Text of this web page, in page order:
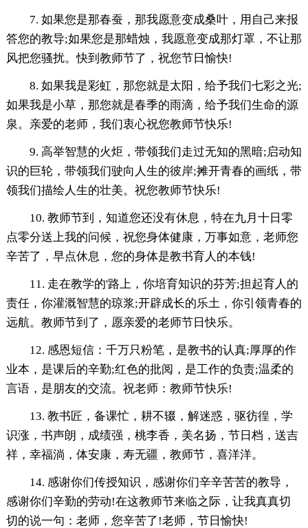
7. 如果您是那春蚕，那我愿意变成桑叶，用自己来报
答您的教导;如果您是那蜡烛，我愿意变成那灯罩，不让那
风把您骚扰。快到教师节了，祝您节日愉快!
8. 如果我是彩虹，那您就是太阳，给予我们七彩之光;
如果我是小草，那您就是春季的雨滴，给予我们生命的源
泉。亲爱的老师，我们衷心祝您教师节快乐!
9. 高举智慧的火炬，带领我们走过无知的黑暗;启动知
识的巨轮，带领我们驶向人生的彼岸;摊开青春的画纸，带
领我们描绘人生的壮美。祝您教师节快乐!
10. 教师节到，知道您还没有休息，特在九月十日零
点零分送上我的问候，祝您身体健康，万事如意，老师您
辛苦了，早点休息，您的身体是教书育人的本钱!
11. 走在教学的'路上，你培育知识的芬芳;担起育人的
责任，你灌溉智慧的琼浆;开辟成长的乐土，你引领青春的
远航。教师节到了，愿亲爱的老师节日快乐。
12. 感恩短信：千万只粉笔，是教书的认真;厚厚的作
业本，是课后的辛勤;红色的批阅，是工作的负责;温柔的
言语，是朋友的交流。祝老师：教师节快乐!
13. 教书匠，备课忙，耕不辍，解迷惑，驱彷徨，学
识涨，书声朗，成绩强，桃李香，美名扬，节日档，送吉
祥，幸福淌，体安康，寿无疆，教师节，喜洋洋。
14. 感谢你们传授知识，感谢你们辛辛苦苦的教导，
感谢你们辛勤的劳动!在这教师节来临之际，让我真真切
切的说一句：老师，您辛苦了!老师，节日愉快!